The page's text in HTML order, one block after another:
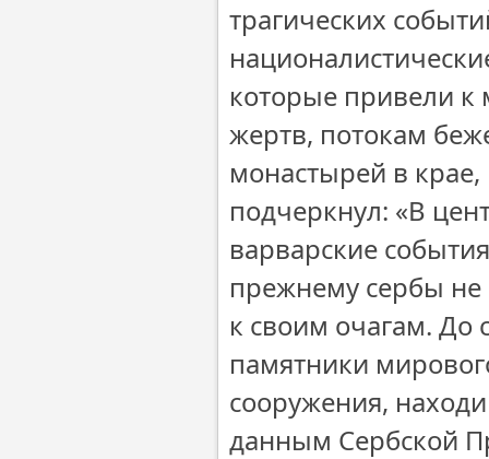
трагических
которые привели
жертв, потокам
монастырей в
подчеркнул: «В
варварские
прежнему сербы не
к своим очагам. До
памятники
сооружения,
данным Сербской